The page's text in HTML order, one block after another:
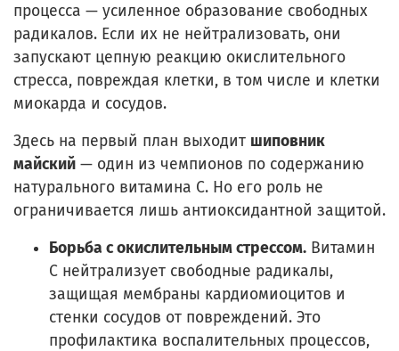
процесса — усиленное образование свободных
радикалов. Если их не нейтрализовать, они
запускают цепную реакцию окислительного
стресса, повреждая клетки, в том числе и клетки
миокарда и сосудов.
Здесь на первый план выходит шиповник
майский — один из чемпионов по содержанию
натурального витамина С. Но его роль не
ограничивается лишь антиоксидантной защитой.
Борьба с окислительным стрессом. Витамин
С нейтрализует свободные радикалы,
защищая мембраны кардиомиоцитов и
стенки сосудов от повреждений. Это
профилактика воспалительных процессов,